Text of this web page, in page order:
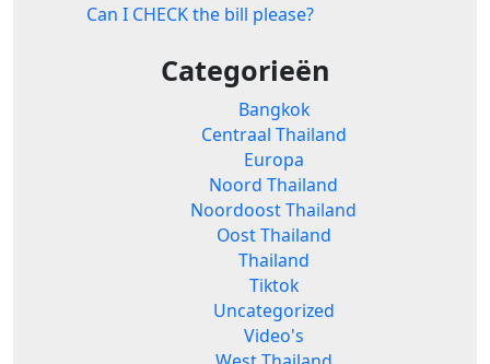
Can I CHECK the bill please?
Categorieën
Bangkok
Centraal Thailand
Europa
Noord Thailand
Noordoost Thailand
Oost Thailand
Thailand
Tiktok
Uncategorized
Video's